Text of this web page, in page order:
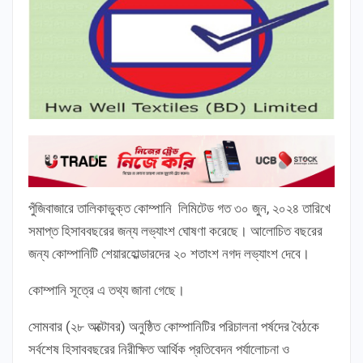
পুঁজিবাজারে তালিকাভুক্ত কোম্পানি লিমিটেড গত ৩০ জুন, ২০২৪ তারিখে
সমাপ্ত হিসাববছরের জন্য লভ্যাংশ ঘোষণা করেছে। আলোচিত বছরের
জন্য কোম্পানিটি শেয়ারহোল্ডারদের ২০ শতাংশ নগদ লভ্যাংশ দেবে।
কোম্পানি সূত্রে এ তথ্য জানা গেছে।
সোমবার (২৮ অক্টোবর) অনুষ্ঠিত কোম্পানিটির পরিচালনা পর্ষদের বৈঠকে
সর্বশেষ হিসাববছরের নিরীক্ষিত আর্থিক প্রতিবেদন পর্যালোচনা ও